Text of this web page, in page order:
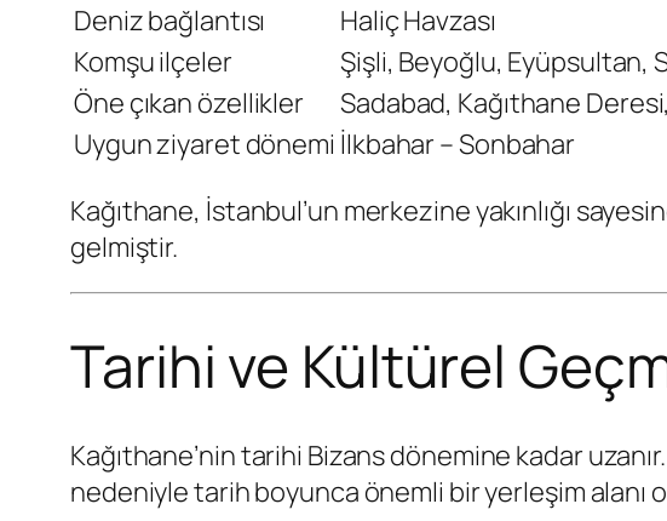
Deniz bağlantısı
Haliç Havzası
Komşu ilçeler
Şişli, Beyoğlu, Eyüpsultan,
Öne çıkan özellikler
Sadabad, Kağıthane
Uygun ziyaret dönemi İlkbahar – Sonbahar
Kağıthane, İstanbul’un merkezine yakınlığı
gelmiştir.
Tarihi ve Kültürel
Kağıthane’nin tarihi Bizans dönemine kadar
nedeniyle tarih boyunca önemli bir yerleşim alanı